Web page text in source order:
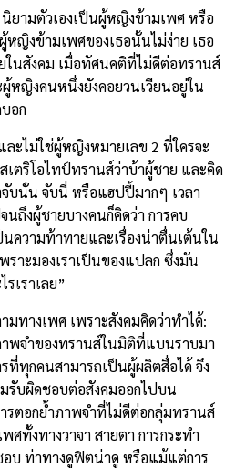
ามตัวเองเป็นผู้หญิงข้ามเพศ หรือ
หญิงข้ามเพศของเธอนั้นไม่ง่าย เธอ
ในสังคม เมื่อทัศนคติที่ไม่ดีต่อทรานส์
ผู้หญิงคนหนึ่งยังคอยวนเวียนอยู่ใน
อก
ะไม่ใช่ผู้หญิงหมายเลข 2 ที่ใครจะ
เตริโอไทป์ทรานส์ว่าบ้าผู้ชาย และคิด
บนั่น จับนี่ หรือแฮปปี้มากๆ เวลา
นถึงผู้ชายบางคนก็คิดว่า การคบ
วามท้าทายและเรื่องน่าตื่นเต้นใน
ราะมองเราเป็นของแปลก ซึ่งมัน
รเราเลย”
ทางเพศ เพราะสังคมคิดว่าทำได้:
พจำของทรานส์ในมิติที่แบนราบมา
ที่ทุกคนสามารถเป็นผู้ผลิตสื่อได้ จึง
รับผิดชอบต่อสังคมออกไปบน
ตอกย้ำภาพจำที่ไม่ดีต่อกลุ่มทรานส์
ศทั้งทางวาจา สายตา การกระทำ
บ ท่าทางดูฟิตน่าดู หรือแม้แต่การ